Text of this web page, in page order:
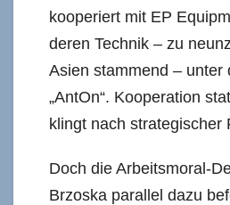
kooperiert mit EP
deren Technik – zu
Asien stammend – unter
„AntOn“. Kooperation
klingt nach strategischer
Doch die Arbeitsmoral-
Brzoska parallel dazu